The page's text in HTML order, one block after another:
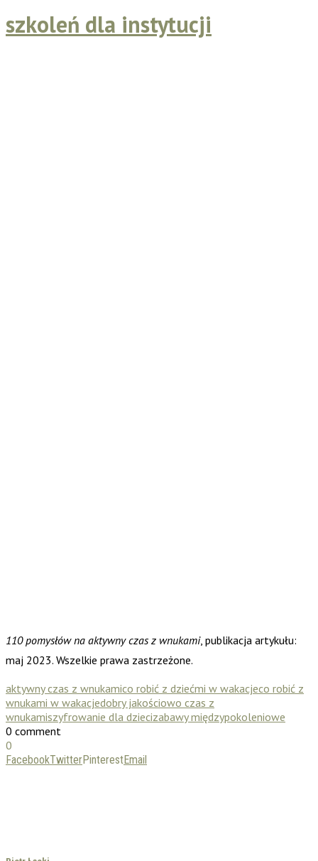
szkoleń dla instytucji
110 pomysłów na aktywny czas z wnukami, publikacja artykułu:
maj 2023. Wszelkie prawa zastrzeżone.
aktywny czas z wnukamico robić z dziećmi w wakacjeco robić z
wnukami w wakacjedobry jakościowo czas z
wnukamiszyfrowanie dla dziecizabawy międzypokoleniowe
0 comment
0
FacebookTwitterPinterestEmail